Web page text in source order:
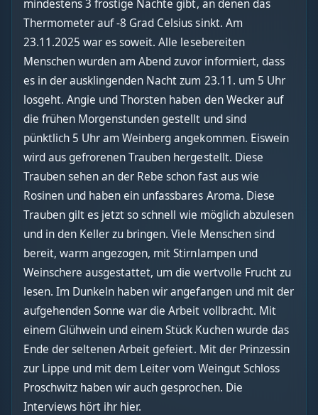
mindestens 3 frostige Nächte gibt, an denen das
Thermometer auf -8 Grad Celsius sinkt. Am
23.11.2025 war es soweit. Alle lesebereiten
Menschen wurden am Abend zuvor informiert, dass
es in der ausklingenden Nacht zum 23.11. um 5 Uhr
losgeht. Angie und Thorsten haben den Wecker auf
die frühen Morgenstunden gestellt und sind
pünktlich 5 Uhr am Weinberg angekommen. Eiswein
wird aus gefrorenen Trauben hergestellt. Diese
Trauben sehen an der Rebe schon fast aus wie
Rosinen und haben ein unfassbares Aroma. Diese
Trauben gilt es jetzt so schnell wie möglich abzulesen
und in den Keller zu bringen. Viele Menschen sind
bereit, warm angezogen, mit Stirnlampen und
Weinschere ausgestattet, um die wertvolle Frucht zu
lesen. Im Dunkeln haben wir angefangen und mit der
aufgehenden Sonne war die Arbeit vollbracht. Mit
einem Glühwein und einem Stück Kuchen wurde das
Ende der seltenen Arbeit gefeiert. Mit der Prinzessin
zur Lippe und mit dem Leiter vom Weingut Schloss
Proschwitz haben wir auch gesprochen. Die
Interviews hört ihr hier.